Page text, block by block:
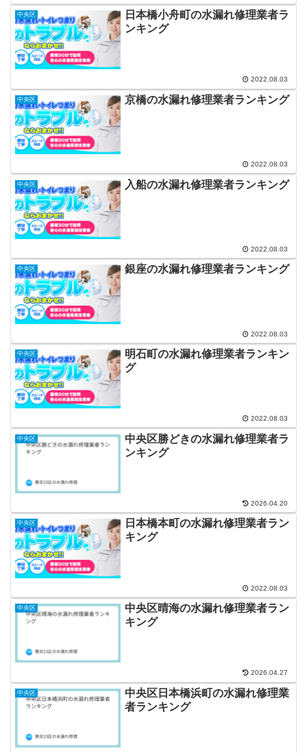
中央区
日本橋小舟町の水漏れ修理業者ラ
ンキング
2022.08.03
中央区 京橋の水漏れ修理業者ランキング
2022.08.03
中央区 入船の水漏れ修理業者ランキング
2022.08.03
中央区 銀座の水漏れ修理業者ランキング
2022.08.03
中央区
明石町の水漏れ修理業者ランキン
グ
2022.08.03
中央区
中央区勝どきの水漏れ修理業者ラ
ンキング
2026.04.20
中央区
日本橋本町の水漏れ修理業者ラン
キング
2022.08.03
中央区
中央区晴海の水漏れ修理業者ラン
キング
2026.04.27
中央区
中央区日本橋浜町の水漏れ修理業
者ランキング